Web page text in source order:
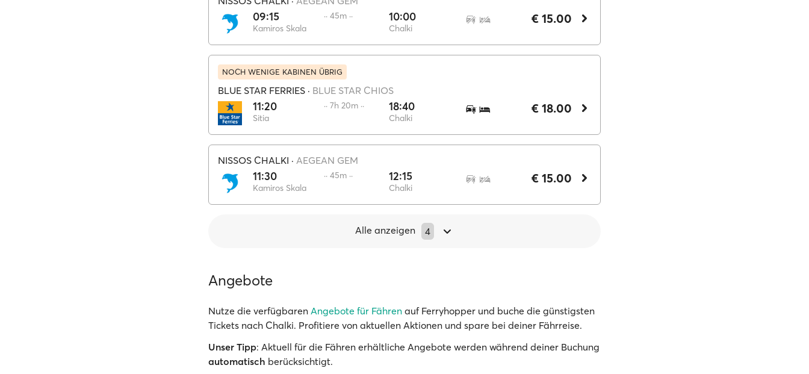
09:15
Kamiros Skala
·· 45m ·· 10:00
Chalki
€ 15.00
NOCH WENIGE KABINEN ÜBRIG
BLUE STAR FERRIES · BLUE STAR CHIOS
11:20
Sitia
·· 7h 20m ·· 18:40
Chalki
€ 18.00
NISSOS CHALKI · AEGEAN GEM
11:30
Kamiros Skala
·· 45m ·· 12:15
Chalki
€ 15.00
Alle anzeigen 4
Angebote
Nutze die verfügbaren Angebote für Fähren auf Ferryhopper und buche die günstigsten
Tickets nach Chalki. Profitiere von aktuellen Aktionen und spare bei deiner Fährreise.
Unser Tipp: Aktuell für die Fähren erhältliche Angebote werden während deiner Buchung
automatisch berücksichtigt.